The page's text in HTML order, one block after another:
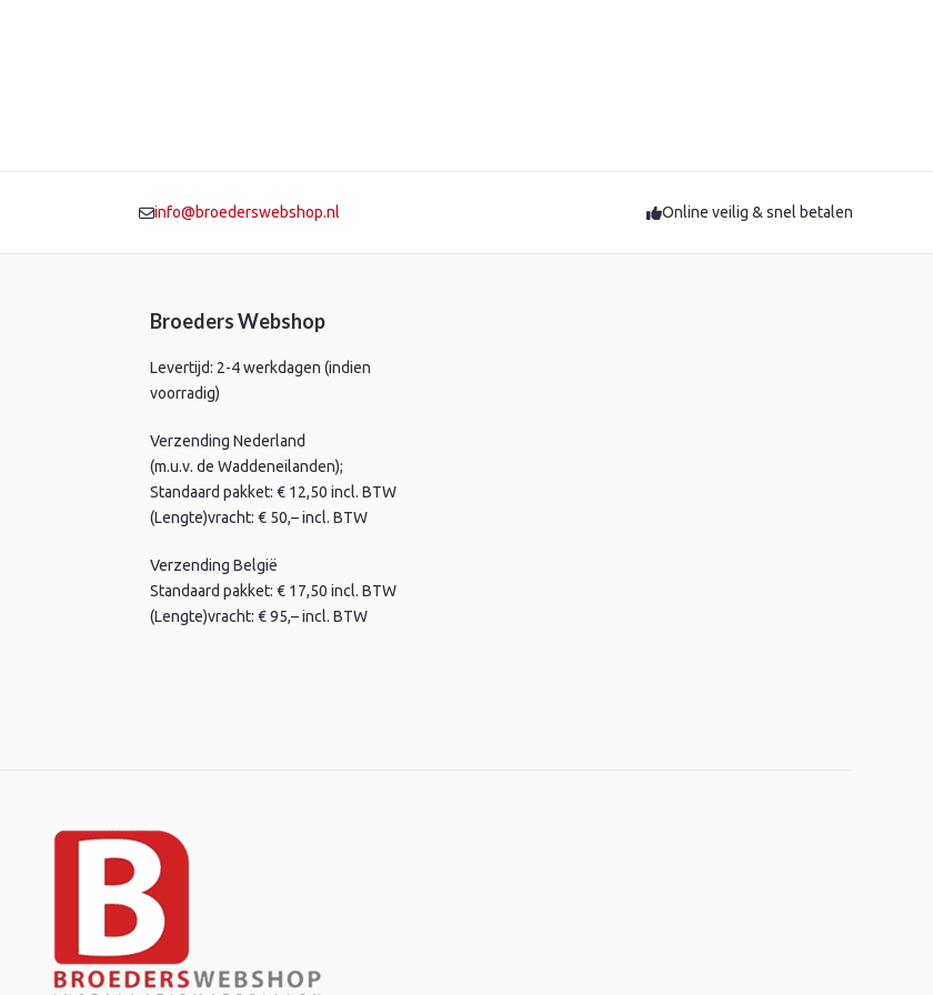
info@broederswebshop.nl Online veilig & snel betalen
Broeders Webshop
Levertijd: 2-4 werkdagen (indien
voorradig)
Verzending Nederland
(m.u.v. de Waddeneilanden);
Standaard pakket: € 12,50 incl. BTW
(Lengte)vracht: € 50,– incl. BTW
Verzending België
Standaard pakket: € 17,50 incl. BTW
(Lengte)vracht: € 95,– incl. BTW